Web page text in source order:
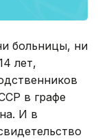
больницы, ни
лет,
в графе
И в